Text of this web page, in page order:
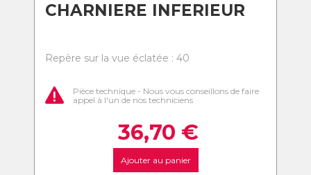
CHARNIERE INFERIEUR
Repère sur la vue éclatée : 40
Pièce technique - Nous vous conseillons de faire
appel à l'un de nos techniciens
36,70 €
Ajouter au panier